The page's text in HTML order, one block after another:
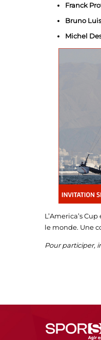
Franck
Bruno
Michel
L’America’s
le monde. Une
Pour participer,